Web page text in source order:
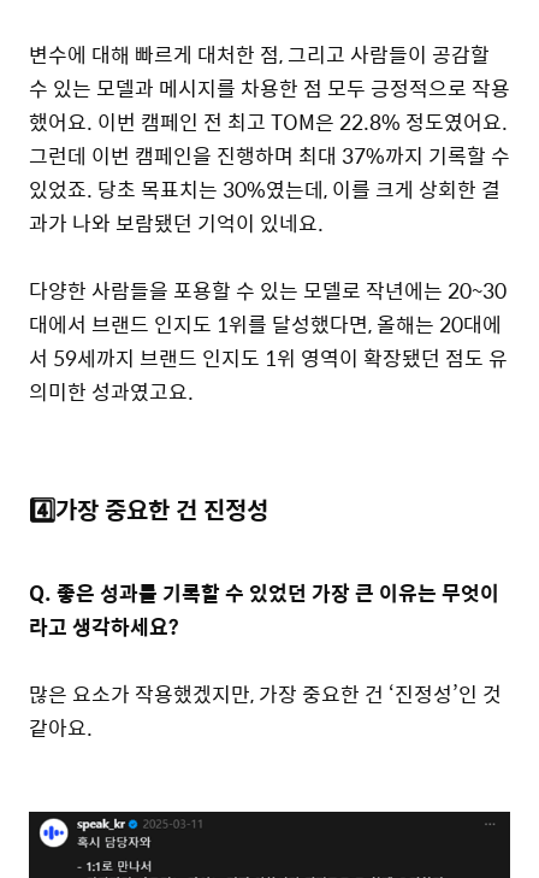
변수에 대해 빠르게 대처한 점, 그리고 사람들이 공감할
수 있는 모델과 메시지를 차용한 점 모두 긍정적으로 작용
했어요. 이번 캠페인 전 최고 TOM은 22.8% 정도였어요.
그런데 이번 캠페인을 진행하며 최대 37%까지 기록할 수
있었죠. 당초 목표치는 30%였는데, 이를 크게 상회한 결
과가 나와 보람됐던 기억이 있네요.
다양한 사람들을 포용할 수 있는 모델로 작년에는 20~30
대에서 브랜드 인지도 1위를 달성했다면, 올해는 20대에
서 59세까지 브랜드 인지도 1위 영역이 확장됐던 점도 유
의미한 성과였고요.
4️⃣가장 중요한 건 진정성
Q. 좋은 성과를 기록할 수 있었던 가장 큰 이유는 무엇이
라고 생각하세요?
많은 요소가 작용했겠지만, 가장 중요한 건 ‘진정성’인 것
같아요.